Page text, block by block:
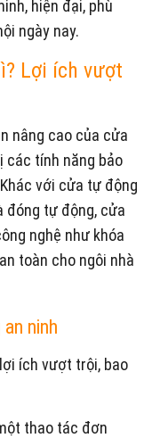
hiện đại, phù
ngày nay.
Lợi ích vượt
nâng cao của cửa
các tính năng bảo
với cửa tự động
đóng tự động, cửa
nghệ như khóa
toàn cho ngôi nhà
ninh
ích vượt trội, bao
thao tác đơn